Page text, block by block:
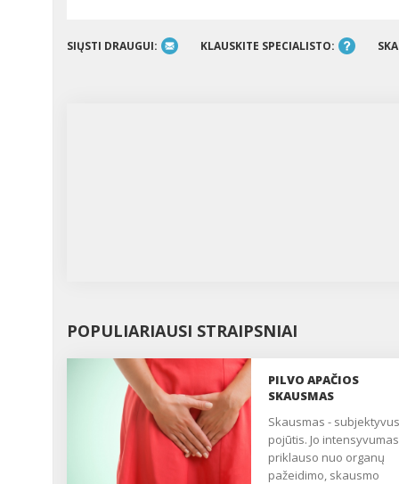
SIŲSTI DRAUGUI: KLAUSKITE SPECIALISTO:
POPULIARIAUSI STRAIPSNIAI
PILVO APAČIOS
SKAUSMAS
Skausmas - subjektyvus
pojūtis. Jo intensyvumas
priklauso nuo organų
pažeidimo, skausmo